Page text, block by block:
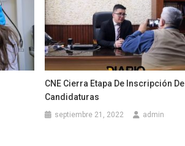
CNE Cierra Etapa De Inscripción De
Candidaturas
septiembre 21, 2022 admin